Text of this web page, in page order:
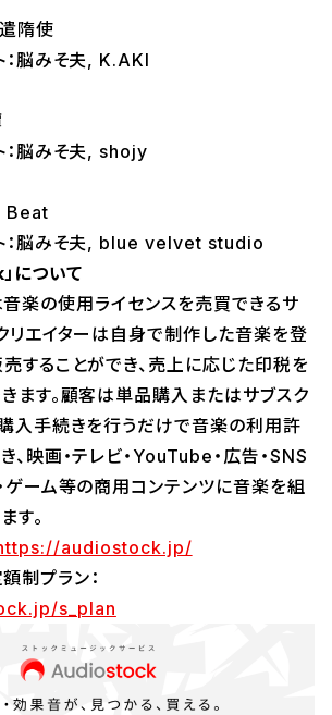
隋使
：脳みそ夫, K.AKI
：脳みそ夫, shojy
Beat
：脳みそ夫, blue velvet studio
について
楽の使用ライセンスを売買できるサ
リエイターは自身で制作した音楽を登
することができ、売上に応じた印税を
ます。顧客は単品購入またはサブスク
入手続きを行うだけで音楽の利用許
、映画・テレビ・YouTube・広告・SNS
ゲーム等の商用コンテンツに音楽を組
す。
audiostock.jp/
制プラン：
s_plan